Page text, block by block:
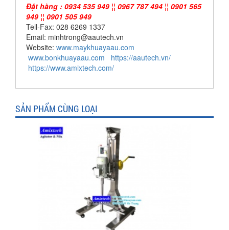
Đặt hàng : 0934 535 949 ¦¦ 0967 787 494 ¦¦ 0901 565
949 ¦¦ 0901 505 949
Tell-Fax: 028 6269 1337
Email: minhtrong@aautech.vn
Website: www.maykhuayaau.com
www.bonkhuayaau.com
https://aautech.vn/
https://www.amixtech.com/
SẢN PHẨM CÙNG LOẠI